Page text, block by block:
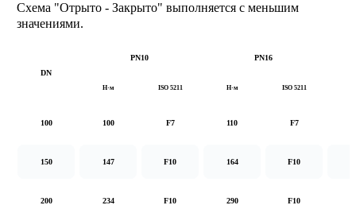
Схема "Отрыто - Закрыто" выполняется с меньшим
значениями.
DN
PN10 PN16
Н·м ISO 5211 Н·м ISO 5211
100 100 F7 110 F7
150 147 F10 164 F10
200 234 F10 290 F10